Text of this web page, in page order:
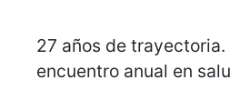
27 años de trayectoria.
encuentro anual en